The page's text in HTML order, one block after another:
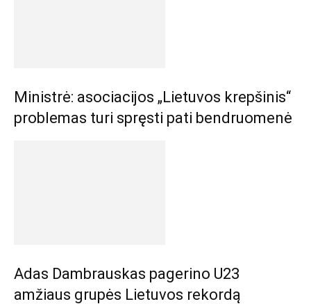
Ministrė: asociacijos „Lietuvos krepšinis“
problemas turi spręsti pati bendruomenė
Adas Dambrauskas pagerino U23
amžiaus grupės Lietuvos rekordą